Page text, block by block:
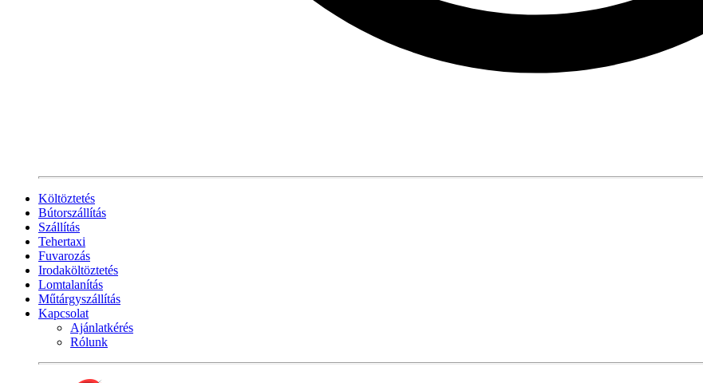
Költöztetés
Bútorszállítás
Szállítás
Tehertaxi
Fuvarozás
Irodaköltöztetés
Lomtalanítás
Műtárgyszállítás
Kapcsolat
Ajánlatkérés
Rólunk